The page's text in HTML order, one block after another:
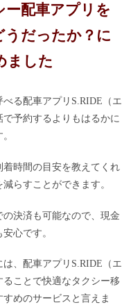
ー配車アプリを
うだったか？に
ました
る配車アプリS.RIDE（エ
で予約するよりもはるかに
着時間の目安を教えてくれ
らすことができます。
の決済も可能なので、現金
心です。
、配車アプリS.RIDE（エ
ることで快適なタクシー移
めのサービスと言えま